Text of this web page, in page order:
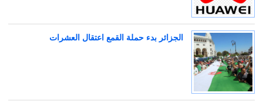
الجزائر بدء حملة القمع اعتقال العشرات